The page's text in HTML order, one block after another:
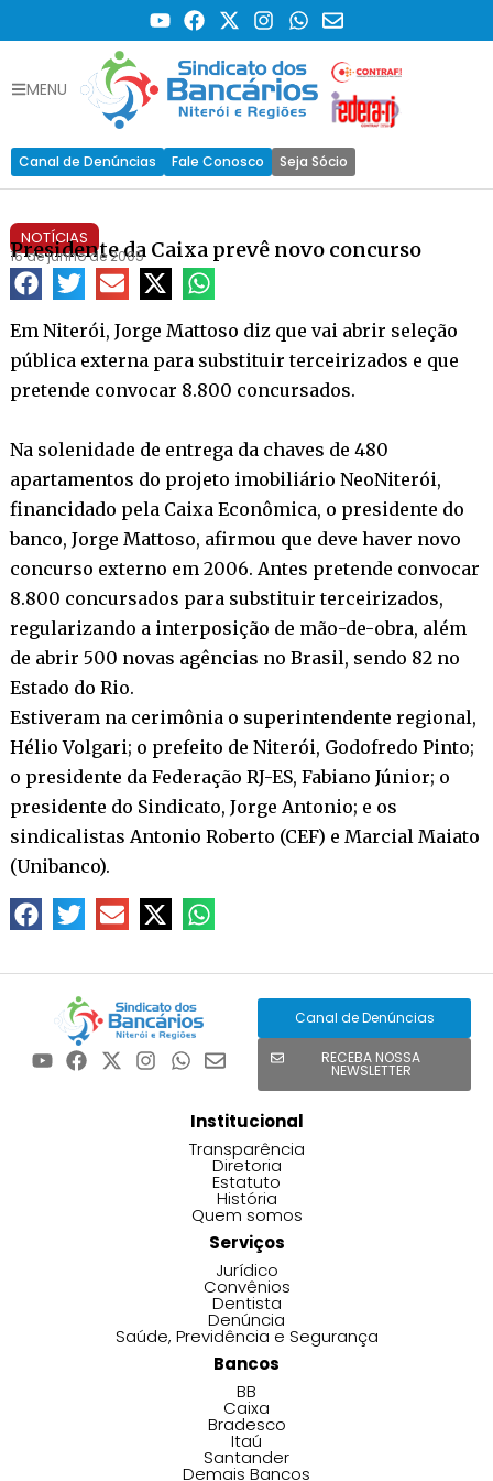
MENU
Canal de Denúncias Fale Conosco Seja Sócio
NOTÍCIAS
Presidente da Caixa prevê novo concurso
16 de junho de 2005
Em Niterói, Jorge Mattoso diz que vai abrir seleção
pública externa para substituir terceirizados e que
pretende convocar 8.800 concursados.
Na solenidade de entrega da chaves de 480
apartamentos do projeto imobiliário NeoNiterói,
financidado pela Caixa Econômica, o presidente do
banco, Jorge Mattoso, afirmou que deve haver novo
concurso externo em 2006. Antes pretende convocar
8.800 concursados para substituir terceirizados,
regularizando a interposição de mão-de-obra, além
de abrir 500 novas agências no Brasil, sendo 82 no
Estado do Rio.
Estiveram na cerimônia o superintendente regional,
Hélio Volgari; o prefeito de Niterói, Godofredo Pinto;
o presidente da Federação RJ-ES, Fabiano Júnior; o
presidente do Sindicato, Jorge Antonio; e os
sindicalistas Antonio Roberto (CEF) e Marcial Maiato
(Unibanco).
Canal de Denúncias
RECEBA NOSSA
NEWSLETTER
Institucional
Transparência
Diretoria
Estatuto
História
Quem somos
Serviços
Jurídico
Convênios
Dentista
Denúncia
Saúde, Previdência e Segurança
Bancos
BB
Caixa
Bradesco
Itaú
Santander
Demais Bancos